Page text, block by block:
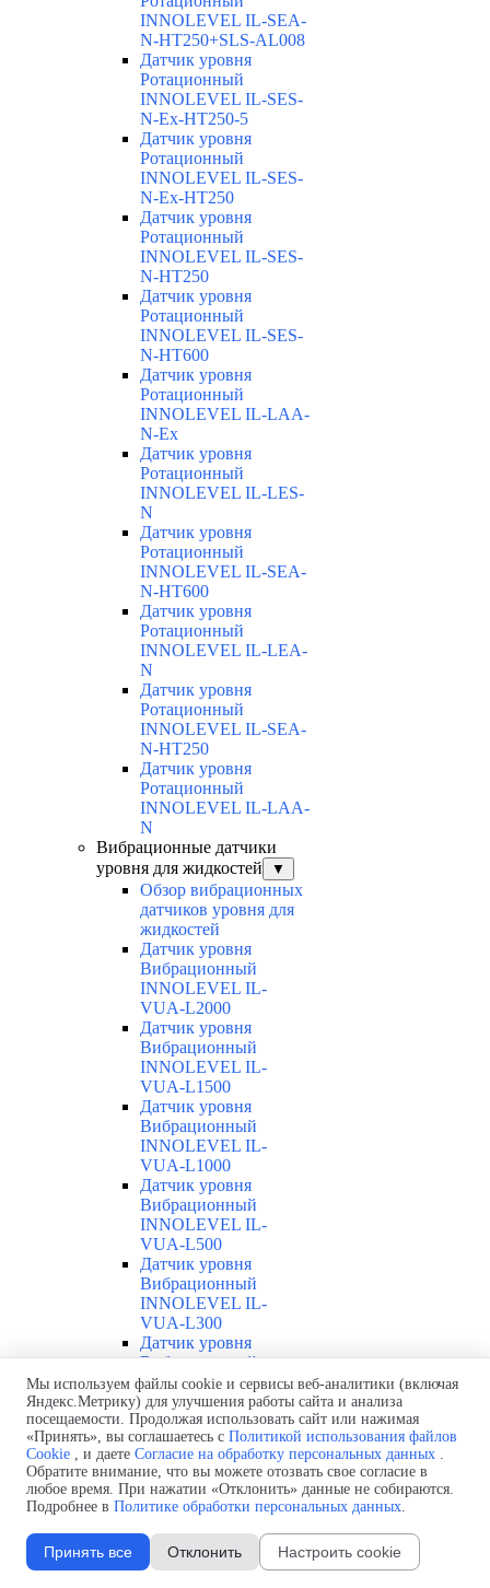
INNOLEVEL IL-SEA-
N-HT250+SLS-AL008
Датчик уровня
Ротационный
INNOLEVEL IL-SES-
N-Ex-HT250-5
Датчик уровня
Ротационный
INNOLEVEL IL-SES-
N-Ex-HT250
Датчик уровня
Ротационный
INNOLEVEL IL-SES-
N-HT250
Датчик уровня
Ротационный
INNOLEVEL IL-SES-
N-HT600
Датчик уровня
Ротационный
INNOLEVEL IL-LAA-
N-Ex
Датчик уровня
Ротационный
INNOLEVEL IL-LES-
N
Датчик уровня
Ротационный
INNOLEVEL IL-SEA-
N-HT600
Датчик уровня
Ротационный
INNOLEVEL IL-LEA-
N
Датчик уровня
Ротационный
INNOLEVEL IL-SEA-
N-HT250
Датчик уровня
Ротационный
INNOLEVEL IL-LAA-
N
Вибрационные датчики
уровня для жидкостей
▼
Обзор вибрационных
датчиков уровня для
жидкостей
Датчик уровня
Вибрационный
INNOLEVEL IL-
VUA-L2000
Датчик уровня
Вибрационный
INNOLEVEL IL-
VUA-L1500
Датчик уровня
Вибрационный
INNOLEVEL IL-
VUA-L1000
Датчик уровня
Вибрационный
INNOLEVEL IL-
VUA-L500
Датчик уровня
Вибрационный
INNOLEVEL IL-
VUA-L300
Датчик уровня
Вибрационный
INNOLEVEL IL-
VUA-T
Датчик уровня
Вибрационный
INNOLEVEL IL-VUA
Датчик уровня
Вибрационный
INNOLEVEL IL-
VUD-L2000
Датчик уровня
Мы используем файлы cookie и сервисы веб-аналитики (включая
Яндекс.Метрику) для улучшения работы сайта и анализа
посещаемости. Продолжая использовать сайт или нажимая
«Принять», вы соглашаетесь с Политикой использования файлов
Cookie , и даете Согласие на обработку персональных данных .
Обратите внимание, что вы можете отозвать свое согласие в
любое время. При нажатии «Отклонить» данные не собираются.
Подробнее в Политике обработки персональных данных.
Принять все Отклонить Настроить cookie